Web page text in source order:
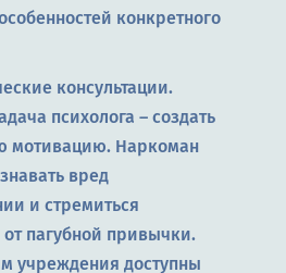
конкретного
консультации.
психолога – создать
мотивацию. Наркоман
вред
и стремиться
от пагубной привычки.
учреждения доступны